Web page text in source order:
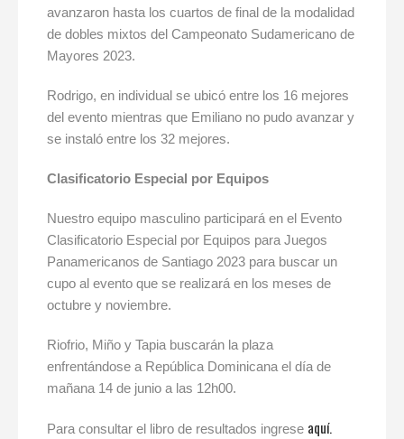
avanzaron hasta los cuartos de final de la modalidad
de dobles mixtos del Campeonato Sudamericano de
Mayores 2023.
Rodrigo, en individual se ubicó entre los 16 mejores
del evento mientras que Emiliano no pudo avanzar y
se instaló entre los 32 mejores.
Clasificatorio Especial por Equipos
Nuestro equipo masculino participará en el Evento
Clasificatorio Especial por Equipos para Juegos
Panamericanos de Santiago 2023 para buscar un
cupo al evento que se realizará en los meses de
octubre y noviembre.
Riofrio, Miño y Tapia buscarán la plaza
enfrentándose a República Dominicana el día de
mañana 14 de junio a las 12h00.
Para consultar el libro de resultados ingrese aquí.